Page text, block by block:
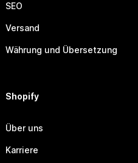
SEO
Versand
Währung und Übersetzung
Shopify
Über uns
Karriere